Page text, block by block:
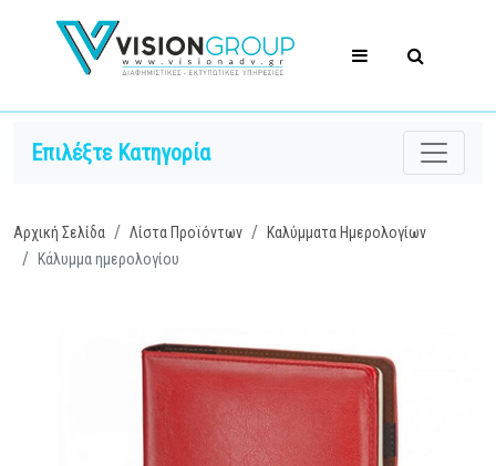
Επιλέξτε Κατηγορία
Αρχική Σελίδα Λίστα Προϊόντων
Καλύμματα Ημερολογίων
Κάλυμμα ημερολογίου